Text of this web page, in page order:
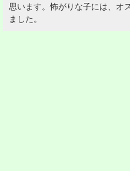
思います。怖がりな子には、オ
ました。